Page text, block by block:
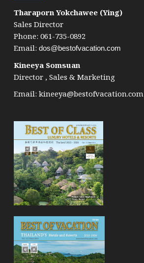
Tharaporn Yokchawee (Ying)
Sales Director
Phone: 061-735-0892
Email: dos@bestofvacation.com
Kineeya Somsuan
Director , Sales & Marketing
Email: kineeya@bestofvacation.com